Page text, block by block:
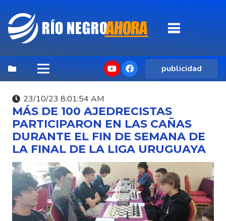
publicidad
23/10/23 8:01:54 AM
MÁS DE 100 AJEDRECISTAS
PARTICIPARON EN LAS CAÑAS
DURANTE EL FIN DE SEMANA DE
LA FINAL DE LA LIGA URUGUAYA